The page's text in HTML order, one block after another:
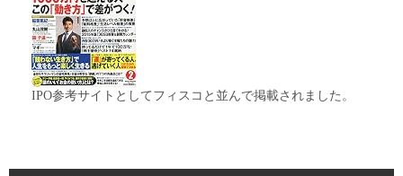
IPO参考サイトとしてフィスコと並んで掲載されました。